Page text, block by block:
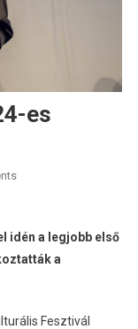
es
idén a legjobb első
a
Fesztivál